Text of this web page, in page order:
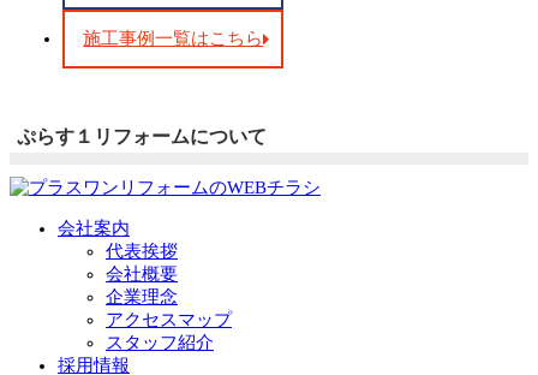
施工事例一覧はこちら
ぷらす１リフォームについて
会社案内
代表挨拶
会社概要
企業理念
アクセスマップ
スタッフ紹介
採用情報